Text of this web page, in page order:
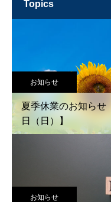
topics
お知らせ
夏季休業のお知らせ
日（日）】
お知らせ